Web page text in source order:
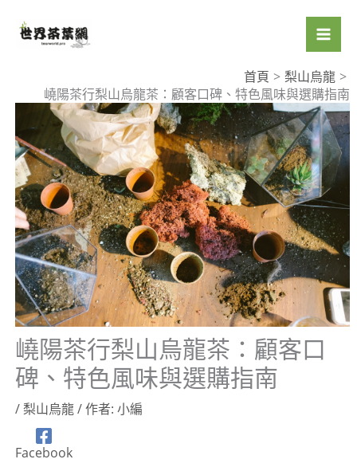
首頁
梨山烏龍
嶢陽茶行梨山烏龍茶：顧客口碑、特色風味與選購指南
嶢陽茶行梨山烏龍茶：顧客口
碑、特色風味與選購指南
/梨山烏龍/ 作者: 小編
Facebook